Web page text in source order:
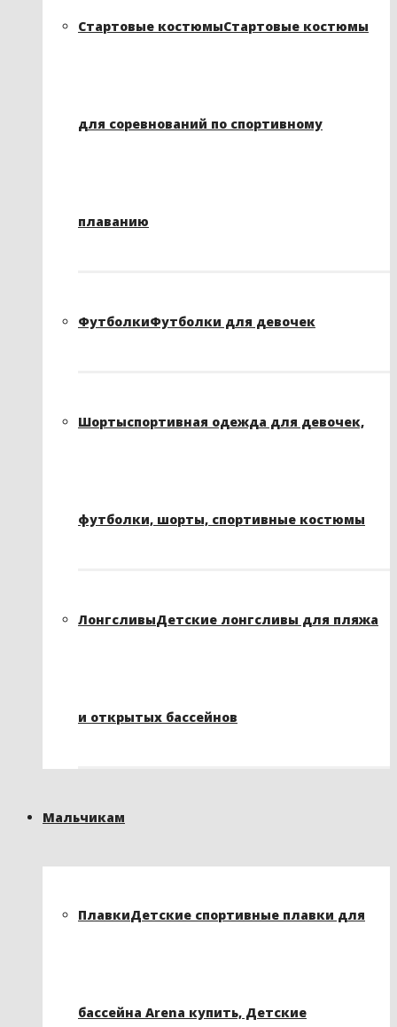
Стартовые костюмыСтартовые костюмы
для соревнований по спортивному
плаванию
ФутболкиФутболки для девочек
Шортыспортивная одежда для девочек,
футболки, шорты, спортивные костюмы
ЛонгсливыДетские лонгсливы для пляжа
и открытых бассейнов
Мальчикам
ПлавкиДетские спортивные плавки для
бассейна Arena купить, Детские